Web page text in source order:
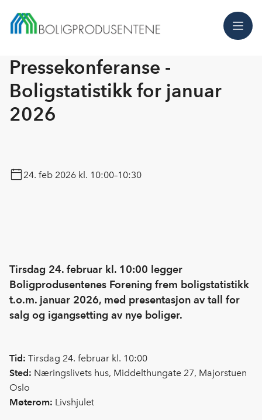
Meny
Pressekonferanse -
Boligstatistikk for januar
2026
24. feb 2026 kl. 10:00–10:30
Tirsdag 24. februar kl. 10:00 legger
Boligprodusentenes Forening frem boligstatistikk
t.o.m. januar 2026, med presentasjon av tall for
salg og igangsetting av nye boliger.
Tid: Tirsdag 24. februar kl. 10:00
Sted: Næringslivets hus, Middelthungate 27, Majorstuen
Oslo
Møterom: Livshjulet